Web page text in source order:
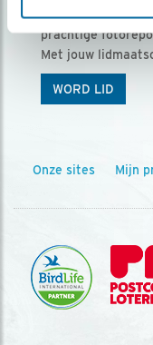
Vogels is het
prachtige
Met jouw
WORD LID
Onze sites Mijn